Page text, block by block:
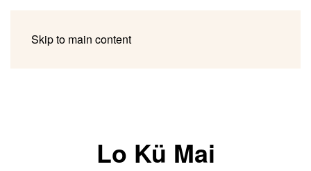
Skip to main content
Lo Kü Mai